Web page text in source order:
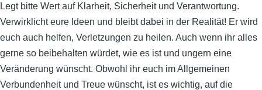
Legt bitte Wert auf Klarheit, Sicherheit und Verantwortung.
Verwirklicht eure Ideen und bleibt dabei in der Realität! Er wird
euch auch helfen, Verletzungen zu heilen. Auch wenn ihr alles
gerne so beibehalten würdet, wie es ist und ungern eine
Veränderung wünscht. Obwohl ihr euch im Allgemeinen
Verbundenheit und Treue wünscht, ist es wichtig, auf die